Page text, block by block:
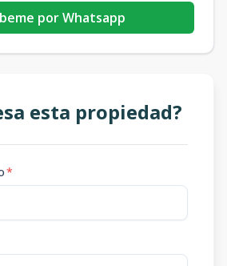
por Whatsapp
esta propiedad?
*